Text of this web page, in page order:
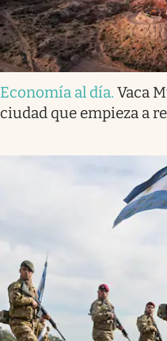
Economía al día. Vaca
ciudad que empieza a